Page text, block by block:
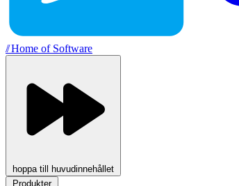
//Home of Software
hoppa till huvudinnehållet
Produkter